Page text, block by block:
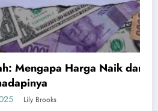
Harga Naik dan